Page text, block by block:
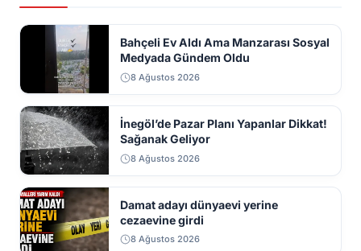
Bahçeli Ev Aldı Ama Manzarası Sosyal
Medyada Gündem Oldu
8 Ağustos 2026
İnegöl’de Pazar Planı Yapanlar Dikkat!
Sağanak Geliyor
8 Ağustos 2026
Damat adayı dünyaevi yerine
cezaevine girdi
8 Ağustos 2026